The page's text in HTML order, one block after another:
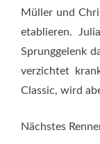
Müller und
etablieren.
Sprunggelenk
verzichtet
Classic, wird
Nächstes